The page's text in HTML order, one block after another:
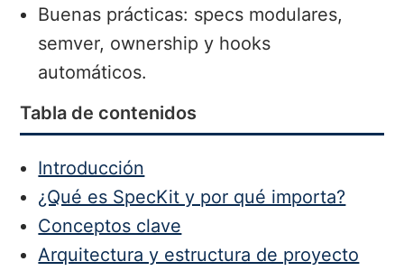
Buenas prácticas: specs modulares,
semver, ownership y hooks
automáticos.
Tabla de contenidos
Introducción
¿Qué es SpecKit y por qué importa?
Conceptos clave
Arquitectura y estructura de proyecto